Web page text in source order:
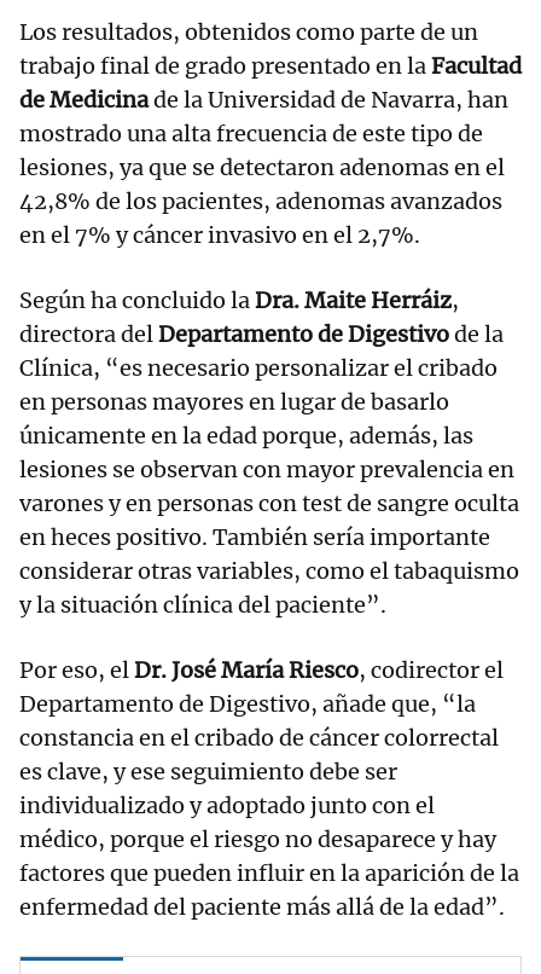
Los resultados, obtenidos como parte de un
trabajo final de grado presentado en laFacultad
de Medicinade la Universidad de Navarra, han
mostrado una alta frecuencia de este tipo de
lesiones, ya que se detectaron adenomas en el
42,8% de los pacientes, adenomas avanzados
en el 7% y cáncer invasivo en el 2,7%.
Según ha concluido laDra. Maite Herráiz,
directora delDepartamento de Digestivode la
Clínica, “es necesario personalizar el cribado
en personas mayores en lugar de basarlo
únicamente en la edad porque, además, las
lesiones se observan con mayor prevalencia en
varones y en personas con test de sangre oculta
en heces positivo. También sería importante
considerar otras variables, como el tabaquismo
y la situación clínica del paciente”.
Por eso, elDr. José María Riesco, codirector el
Departamento de Digestivo, añade que, “la
constancia en el cribado de cáncer colorrectal
es clave, y ese seguimiento debe ser
individualizado y adoptado junto con el
médico, porque el riesgo no desaparece y hay
factores que pueden influir en la aparición de la
enfermedad del paciente más allá de la edad”.